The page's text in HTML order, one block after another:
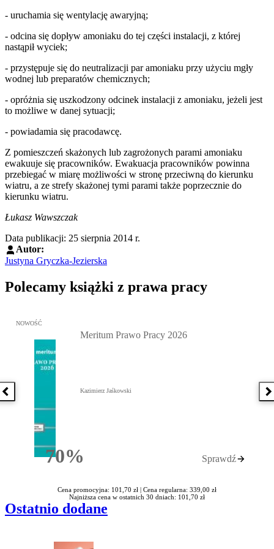
- uruchamia się wentylację awaryjną;
- odcina się dopływ amoniaku do tej części instalacji, z której
nastąpił wyciek;
- przystępuje się do neutralizacji par amoniaku przy użyciu mgły
wodnej lub preparatów chemicznych;
- opróżnia się uszkodzony odcinek instalacji z amoniaku, jeżeli jest
to możliwe w danej sytuacji;
- powiadamia się pracodawcę.
Z pomieszczeń skażonych lub zagrożonych parami amoniaku
ewakuuje się pracowników. Ewakuacja pracowników powinna
przebiegać w miarę możliwości w stronę przeciwną do kierunku
wiatru, a ze strefy skażonej tymi parami także poprzecznie do
kierunku wiatru.
Łukasz Wawszczak
Data publikacji: 25 sierpnia 2014 r.
Autor:
Justyna Gryczka-Jezierska
Polecamy książki z prawa pracy
Poprzednia książka
Przejdź do: Meritum Prawo Pracy 2026, Kazimierz Jaśkowski -
NOWOŚĆ
70%Rabatu
Meritum Prawo Pracy 2026
Kazimierz Jaśkowski
Sprawdź
Cena promocyjna: 101,70 zł | Cena regularna: 339,00 zł
Najniższa cena w ostatnich 30 dniach: 101,70 zł
Ostatnio dodane